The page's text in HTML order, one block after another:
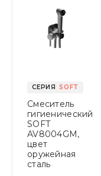
CЕРИЯ SOFT
Смеситель
гигиенический
SOFT
AV8004GM,
цвет
оружейная
сталь